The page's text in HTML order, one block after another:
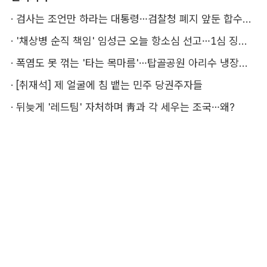
·
검사는 조언만 하라는 대통령…검찰청 폐지 앞둔 합수본 '딜레마'
·
'채상병 순직 책임' 임성근 오늘 항소심 선고…1심 징역 3년
·
폭염도 못 꺾는 '타는 목마름'…탑골공원 아리수 냉장고 가보니
· [취재석] 제 얼굴에 침 뱉는 민주 당권주자들
· 뒤늦게 '레드팀' 자처하며 靑과 각 세우는 조국…왜?